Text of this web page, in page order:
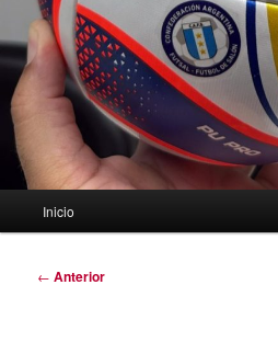
Inicio
Navegación
← Anterior